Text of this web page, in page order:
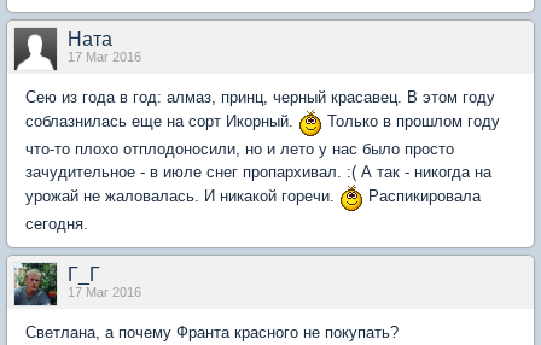
Ната
17 Mar 2016
Сею из года в год: алмаз, принц, черный красавец. В этом году
соблазнилась еще на сорт Икорный.
Только в прошлом году
что-то плохо отплодоносили, но и лето у нас было просто
зачудительное - в июле снег пропархивал. :( А так - никогда на
урожай не жаловалась. И никакой горечи.
Распикировала
сегодня.
Г_Г
17 Mar 2016
Светлана, а почему Франта красного не покупать?